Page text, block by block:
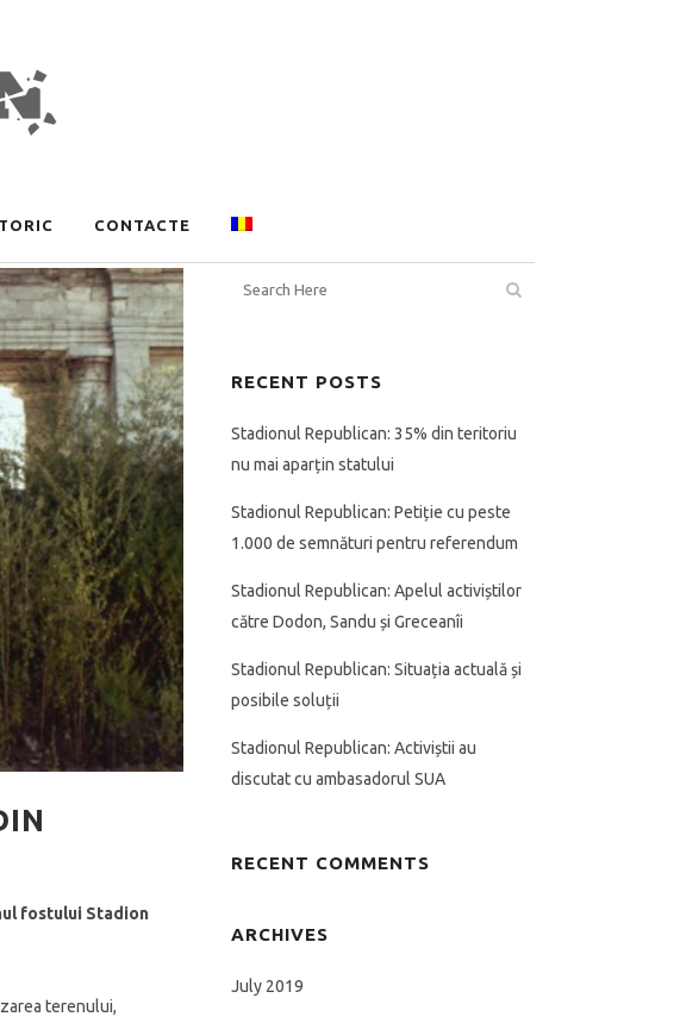
CONTACTE
fostului Stadion
terenului,
RECENT POSTS
Stadionul Republican: 35% din teritoriu
nu mai aparțin statului
Stadionul Republican: Petiție cu peste
1.000 de semnături pentru referendum
Stadionul Republican: Apelul activiștilor
către Dodon, Sandu și Greceanîi
Stadionul Republican: Situația actuală și
posibile soluții
Stadionul Republican: Activiștii au
discutat cu ambasadorul SUA
RECENT COMMENTS
ARCHIVES
July 2019